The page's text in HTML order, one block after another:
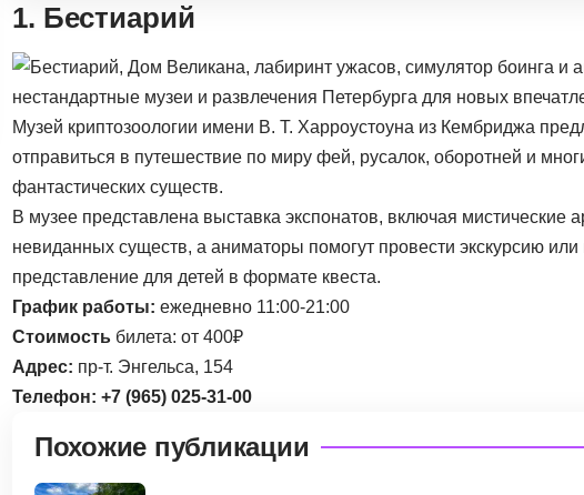
1. Бестиарий
Музей криптозоологии имени В. Т. Харроустоуна из Кембриджа
отправиться в путешествие по миру фей, русалок, оборотней и
фантастических существ.
В музее представлена выставка экспонатов, включая мистические
невиданных существ, а аниматоры помогут провести экскурсию или
представление для детей в формате квеста.
График работы: ежедневно 11:00-21:00
Стоимость билета: от 400₽
Адрес: пр-т. Энгельса, 154
Телефон: +7 (965) 025-31-00
Похожие публикации